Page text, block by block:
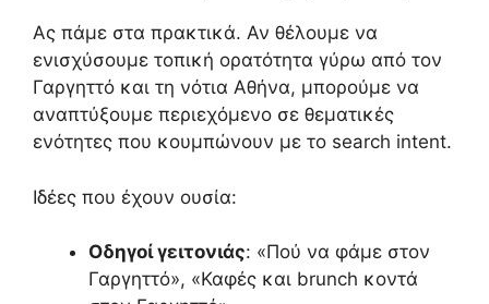
Ας πάμε στα πρακτικά. Αν θέλουμε να
ενισχύσουμε τοπική ορατότητα γύρω από τον
Γαργηττό και τη νότια Αθήνα, μπορούμε να
αναπτύξουμε περιεχόμενο σε θεματικές
ενότητες που κουμπώνουν με το search intent.
Ιδέες που έχουν ουσία:
Οδηγοί γειτονιάς: «Πού να φάμε στον
Γαργηττό», «Καφές και brunch κοντά